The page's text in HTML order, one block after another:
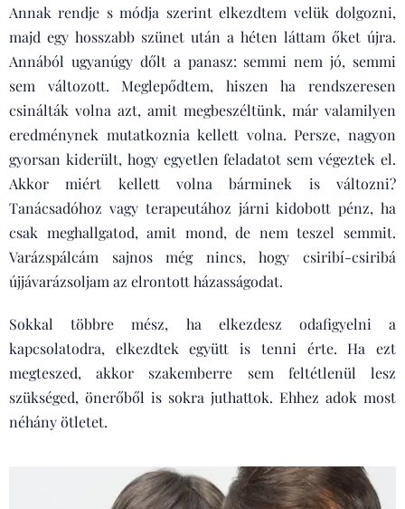
Annak rendje s módja szerint elkezdtem velük dolgozni,
majd egy hosszabb szünet után a héten láttam őket újra.
Annából ugyanúgy dőlt a panasz: semmi nem jó, semmi
sem változott. Meglepődtem, hiszen ha rendszeresen
csinálták volna azt, amit megbeszéltünk, már valamilyen
eredménynek mutatkoznia kellett volna. Persze, nagyon
gyorsan kiderült, hogy egyetlen feladatot sem végeztek el.
Akkor miért kellett volna bárminek is változni?
Tanácsadóhoz vagy terapeutához járni kidobott pénz, ha
csak meghallgatod, amit mond, de nem teszel semmit.
Varázspálcám sajnos még nincs, hogy csiribí-csiribá
újjávarázsoljam az elrontott házasságodat.
Sokkal többre mész, ha elkezdesz odafigyelni a
kapcsolatodra, elkezdtek együtt is tenni érte. Ha ezt
megteszed, akkor szakemberre sem feltétlenül lesz
szükséged, önerőből is sokra juthattok. Ehhez adok most
néhány ötletet.